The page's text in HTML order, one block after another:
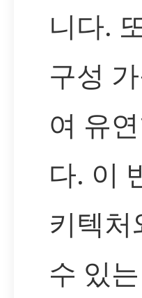
니다.
구성
여 유
다. 이
키텍
수 있